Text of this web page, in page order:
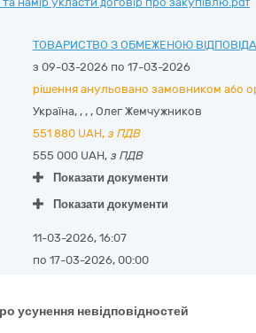
ТОВАРИСТВО З ОБМЕЖЕНОЮ
з 09-03-2026 по 17-03-2026
рішення анульовано замовником або
Україна, , , , Олег Жемчужников
551 880 UAH, з ПДВ
555 000 UAH, з ПДВ
Показати документи
Показати документи
11-03-2026, 16:07
по 17-03-2026, 00:00
усунення невідповідностей